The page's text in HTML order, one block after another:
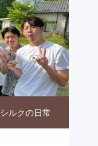
シルクの日常